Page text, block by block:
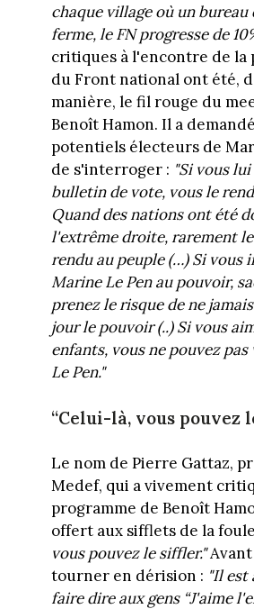
chaque village où un bureau
ferme, le FN progresse de
critiques à l'encontre de la
du Front national ont été,
manière, le fil rouge du
Benoît Hamon. Il a
potentiels électeurs de
de s'interroger : "Si vous
bulletin de vote, vous le
Quand des nations ont été
l'extrême droite, rarement
rendu au peuple (…) Si vous
Marine Le Pen au pouvoir,
prenez le risque de ne
jour le pouvoir (..) Si vous
enfants, vous ne pouvez
Le Pen."
“Celui-là, vous pouvez
Le nom de Pierre Gattaz,
Medef, qui a vivement
programme de Benoît
offert aux sifflets de la
vous pouvez le siffler."Avant
tourner en dérision : "Il est
faire dire aux gens “J'aime